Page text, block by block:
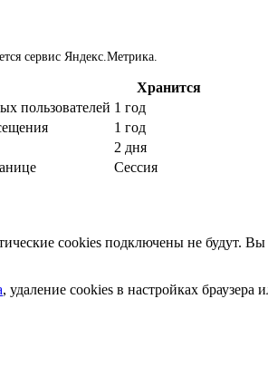
сервис Яндекс.Метрика.
Хранится
пользователей 1 год
1 год
2 дня
Сессия
cookies подключены не будут.
, удаление cookies в настройках